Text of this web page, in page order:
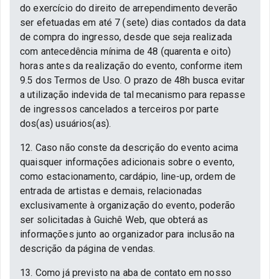
do exercício do direito de arrependimento deverão
ser efetuadas em até 7 (sete) dias contados da data
de compra do ingresso, desde que seja realizada
com antecedência mínima de 48 (quarenta e oito)
horas antes da realização do evento, conforme item
9.5 dos Termos de Uso. O prazo de 48h busca evitar
a utilização indevida de tal mecanismo para repasse
de ingressos cancelados a terceiros por parte
dos(as) usuários(as).
12. Caso não conste da descrição do evento acima
quaisquer informações adicionais sobre o evento,
como estacionamento, cardápio, line-up, ordem de
entrada de artistas e demais, relacionadas
exclusivamente à organização do evento, poderão
ser solicitadas à Guichê Web, que obterá as
informações junto ao organizador para inclusão na
descrição da página de vendas.
13. Como já previsto na aba de contato em nosso